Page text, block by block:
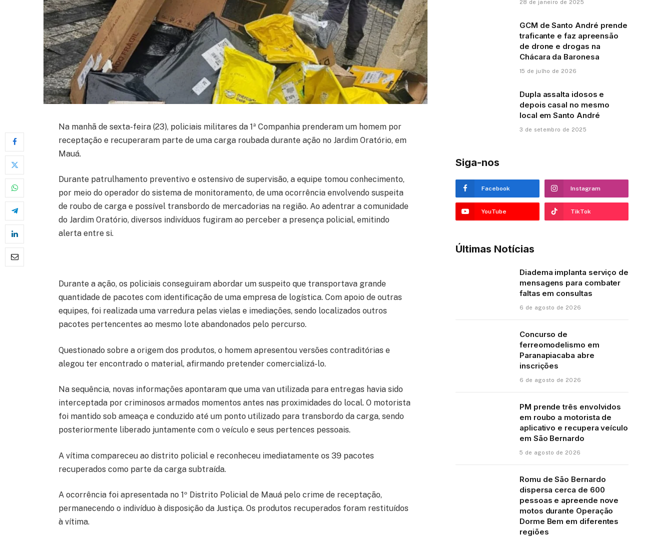
Na manhã de sexta-feira (23), policiais militares da 1ª Companhia prenderam um homem por
receptação e recuperaram parte de uma carga roubada durante ação no Jardim Oratório, em
Mauá.
Durante patrulhamento preventivo e ostensivo de supervisão, a equipe tomou conhecimento,
por meio do operador do sistema de monitoramento, de uma ocorrência envolvendo suspeita
de roubo de carga e possível transbordo de mercadorias na região. Ao adentrar a comunidade
do Jardim Oratório, diversos indivíduos fugiram ao perceber a presença policial, emitindo
alerta entre si.
Durante a ação, os policiais conseguiram abordar um suspeito que transportava grande
quantidade de pacotes com identificação de uma empresa de logística. Com apoio de outras
equipes, foi realizada uma varredura pelas vielas e imediações, sendo localizados outros
pacotes pertencentes ao mesmo lote abandonados pelo percurso.
Questionado sobre a origem dos produtos, o homem apresentou versões contraditórias e
alegou ter encontrado o material, afirmando pretender comercializá-lo.
Na sequência, novas informações apontaram que uma van utilizada para entregas havia sido
interceptada por criminosos armados momentos antes nas proximidades do local. O motorista
foi mantido sob ameaça e conduzido até um ponto utilizado para transbordo da carga, sendo
posteriormente liberado juntamente com o veículo e seus pertences pessoais.
A vítima compareceu ao distrito policial e reconheceu imediatamente os 39 pacotes
recuperados como parte da carga subtraída.
A ocorrência foi apresentada no 1º Distrito Policial de Mauá pelo crime de receptação,
permanecendo o indivíduo à disposição da Justiça. Os produtos recuperados foram restituídos
à vítima.
28 de janeiro de 2025
GCM de Santo André prende
traficante e faz apreensão
de drone e drogas na
Chácara da Baronesa
15 de julho de 2026
Dupla assalta idosos e
depois casal no mesmo
local em Santo André
3 de setembro de 2025
Siga-nos
Facebook Instagram
YouTube TikTok
Últimas Notícias
Diadema implanta serviço de
mensagens para combater
faltas em consultas
6 de agosto de 2026
Concurso de
ferreomodelismo em
Paranapiacaba abre
inscrições
6 de agosto de 2026
PM prende três envolvidos
em roubo a motorista de
aplicativo e recupera veículo
em São Bernardo
5 de agosto de 2026
Romu de São Bernardo
dispersa cerca de 600
pessoas e apreende nove
motos durante Operação
Dorme Bem em diferentes
regiões